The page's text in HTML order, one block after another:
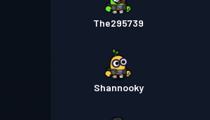
The295739
Shannooky